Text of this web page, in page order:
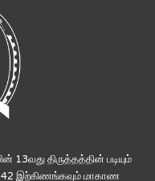
திருத்தத்தின் படியும்
42 இற்கிணங்கவும் மாகாண